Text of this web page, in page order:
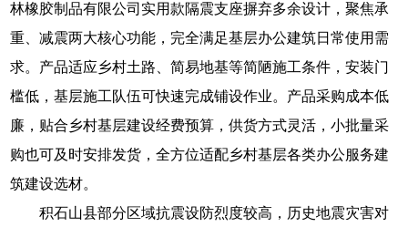
林橡胶制品有限公司实用款隔震支座摒弃多余设计，聚焦承
重、减震两大核心功能，完全满足基层办公建筑日常使用需
求。产品适应乡村土路、简易地基等简陋施工条件，安装门
槛低，基层施工队伍可快速完成铺设作业。产品采购成本低
廉，贴合乡村基层建设经费预算，供货方式灵活，小批量采
购也可及时安排发货，全方位适配乡村基层各类办公服务建
筑建设选材。
积石山县部分区域抗震设防烈度较高，历史地震灾害对